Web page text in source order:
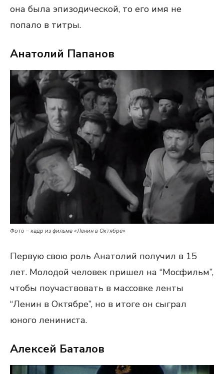
она была эпизодической, то его имя не
попало в титры.
Анатолий Папанов
Фото – кадр из фильма «Ленин в Октябре»
Первую свою роль Анатолий получил в 15
лет. Молодой человек пришел на “Мосфильм”,
чтобы поучаствовать в массовке ленты
“Ленин в Октябре”, но в итоге он сыграл
юного лениниста.
Алексей Баталов